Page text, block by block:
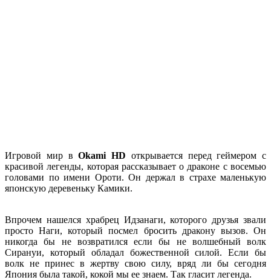
Игровой мир вOkami HD открывается перед геймером с
красивой легенды, которая рассказывает о драконе с восемью
головами по имени Ороти. Он держал в страхе маленькую
японскую деревеньку Камики.
Впрочем нашелся храбрец Идзанаги, которого друзья звали
просто Наги, который посмел бросить дракону вызов. Он
никогда бы не возвратился если бы не волшебный волк
Сирануи, который обладал божественной силой. Если бы
волк не принес в жертву свою силу, вряд ли бы сегодня
Япония была такой, кокой мы ее знаем. Так гласит легенда.